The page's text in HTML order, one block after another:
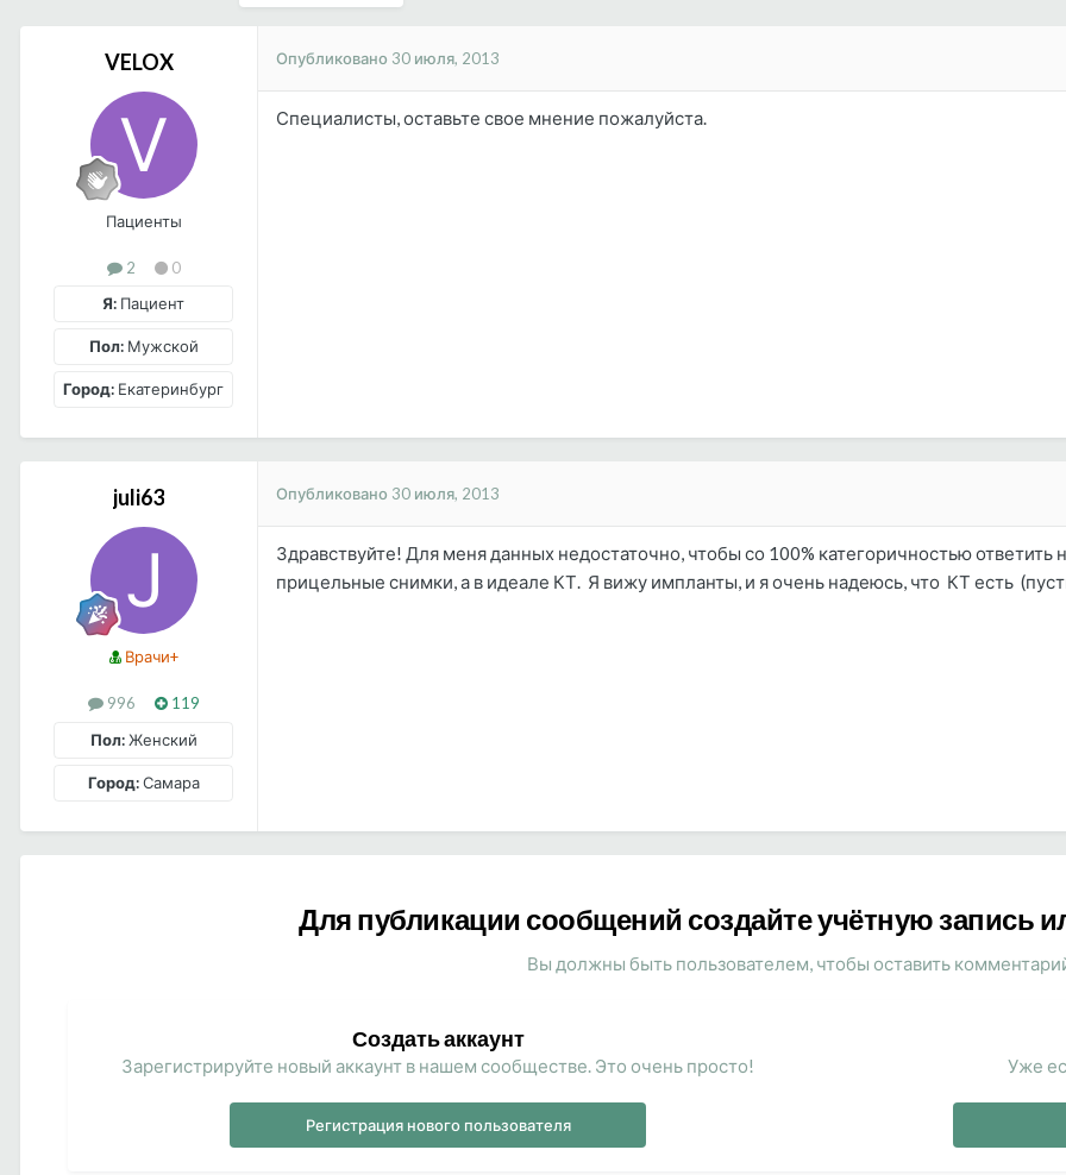
VELOX
Пациенты
2
0
Я: Пациент
Пол:Мужской
Город: Екатеринбург
Опубликовано 30 июля, 2013
Специалисты, оставьте свое мнение пожалуйста.
juli63
Врачи+
996
119
Пол:Женский
Город:Самара
Опубликовано 30 июля, 2013
Здравствуйте! Для меня данных недостаточно, чтобы со 100% категоричностью
прицельные снимки, а в идеале КТ. Я вижу импланты, и я очень надеюсь, что КТ есть
Для публикации сообщений создайте учётную запись
Вы должны быть пользователем, чтобы оставить
Создать аккаунт
Зарегистрируйте новый аккаунт в нашем сообществе. Это очень просто!
Регистрация нового пользователя
Уже